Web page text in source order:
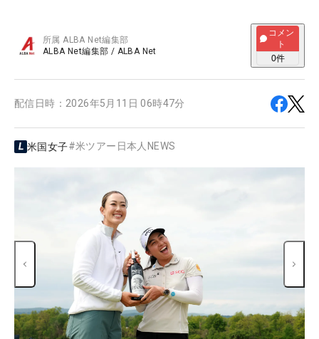
所属ALBA Net編集部
ALBA Net編集部 / ALBA Net
コメン
ト
0件
配信日時： 2026年5月11日 06時47分
米国女子#米ツアー日本人NEWS